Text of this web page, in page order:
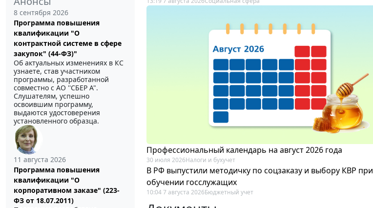
8 сентября 2026
Программа повышения
квалификации "О
контрактной системе в сфере
закупок" (44-ФЗ)"
Об актуальных изменениях в КС
узнаете, став участником
программы, разработанной
совместно с АО ''СБЕР А".
Слушателям, успешно
освоившим программу,
выдаются удостоверения
установленного образца.
11 августа 2026
Программа повышения
квалификации "О
корпоративном заказе" (223-
ФЗ от 18.07.2011)
Профессиональный календарь на август 2026 года
30 июля 2026Налоги и бухучет
В РФ выпустили методичку по соцзаказу и выбору КВР при
обучении госслужащих
10:04 7 августа 2026Бюджетный учет